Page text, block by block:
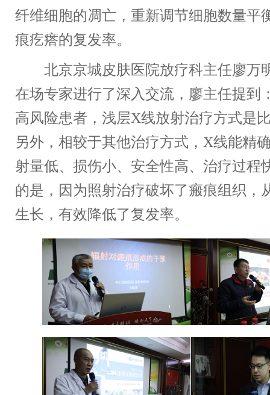
纤维细胞的凋亡，重新调节细胞数量平
痕疙瘩的复发率。
北京京城皮肤医院放疗科主任廖万
在场专家进行了深入交流，廖主任提到
高风险患者，浅层X线放射治疗方式是
另外，相较于其他治疗方式，X线能精
射量低、损伤小、安全性高、治疗过程
的是，因为照射治疗破坏了瘢痕组织，
生长，有效降低了复发率。